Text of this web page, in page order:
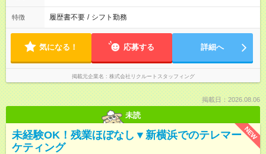
特徴 履歴書不要 / シフト勤務
気になる！ 応募する 詳細へ
掲載元企業名 株式会社リクルートスタッフィング
掲載日：2026.08.06
未読
NEW
未経験OK！残業ほぼなし▼新横浜でのテレマー
ケティング